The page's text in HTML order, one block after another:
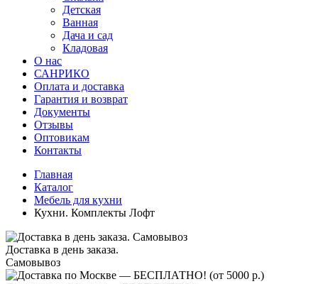
Детская
Ванная
Дача и сад
Кладовая
О нас
САНРИКО
Оплата и доставка
Гарантия и возврат
Документы
Отзывы
Оптовикам
Контакты
Главная
Каталог
Мебель для кухни
Кухни. Комплекты Лофт
Доставка в день заказа.
Самовывоз